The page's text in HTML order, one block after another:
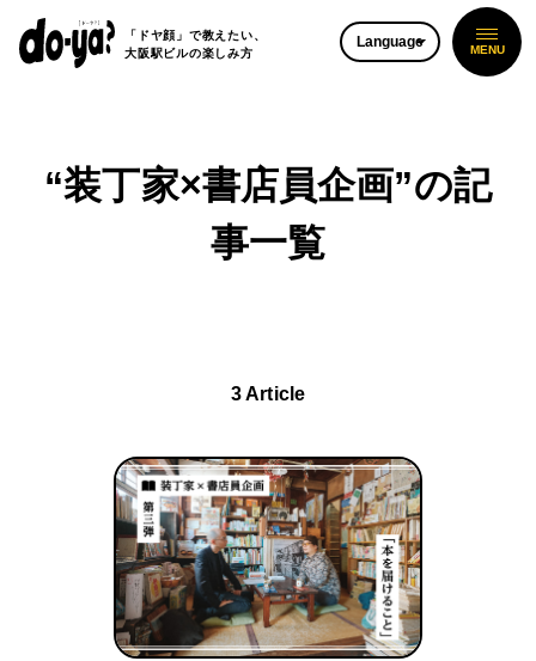
「ドヤ顔」で教えたい、
大阪駅ビルの楽しみ方
Language
“装丁家×書店員企画”の記
事一覧
3 Article